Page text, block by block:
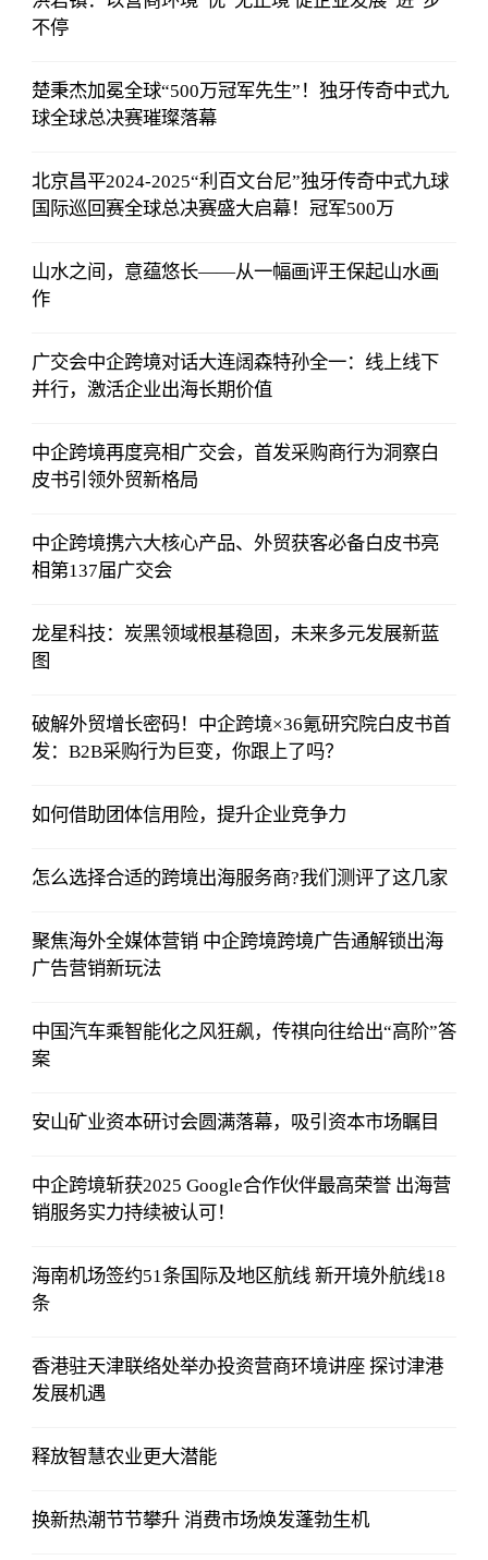
不停
楚秉杰加冕全球“500万冠军先生”！独牙传奇中式九
球全球总决赛璀璨落幕
北京昌平2024-2025“利百文台尼”独牙传奇中式九球
国际巡回赛全球总决赛盛大启幕！冠军500万
山水之间，意蕴悠长——从一幅画评王保起山水画
作
广交会中企跨境对话大连阔森特孙全一：线上线下
并行，激活企业出海长期价值
中企跨境再度亮相广交会，首发采购商行为洞察白
皮书引领外贸新格局
中企跨境携六大核心产品、外贸获客必备白皮书亮
相第137届广交会
龙星科技：炭黑领域根基稳固，未来多元发展新蓝
图
破解外贸增长密码！中企跨境×36氪研究院白皮书首
发：B2B采购行为巨变，你跟上了吗？
如何借助团体信用险，提升企业竞争力
怎么选择合适的跨境出海服务商?我们测评了这几家
聚焦海外全媒体营销 中企跨境跨境广告通解锁出海
广告营销新玩法
中国汽车乘智能化之风狂飙，传祺向往给出“高阶”答
案
安山矿业资本研讨会圆满落幕，吸引资本市场瞩目
中企跨境斩获2025 Google合作伙伴最高荣誉 出海营
销服务实力持续被认可！
海南机场签约51条国际及地区航线 新开境外航线18
条
香港驻天津联络处举办投资营商环境讲座 探讨津港
发展机遇
释放智慧农业更大潜能
换新热潮节节攀升 消费市场焕发蓬勃生机